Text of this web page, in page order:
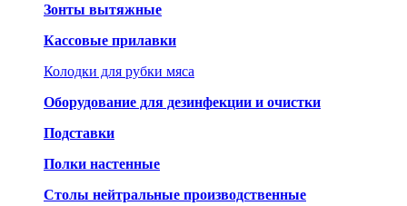
Зонты вытяжные
Кассовые прилавки
Колодки для рубки мяса
Оборудование для дезинфекции и очистки
Подставки
Полки настенные
Столы нейтральные производственные